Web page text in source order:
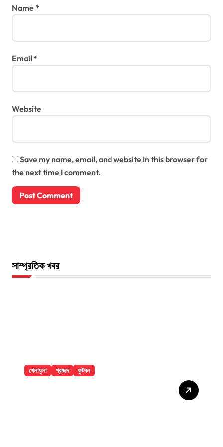
Name*
Email *
Website
Save my name, email, and website in this browser for
the next time I comment.
সাম্প্রতিক খবর
খেলাধুলা প্রচ্ছদ ফুটবল